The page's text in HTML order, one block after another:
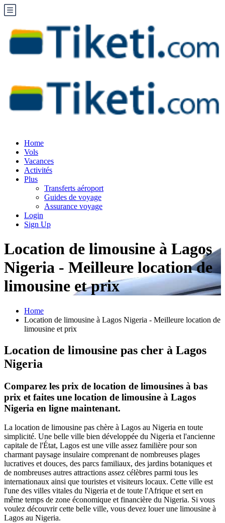
Home
Vols
Vacances
Activités
Plus
Transferts aéroport
Guides de voyage
Assurance voyage
Login
Sign Up
Location de limousine à Lagos
Nigeria - Meilleure location de
limousine et prix
Home
Location de limousine à Lagos Nigeria - Meilleure location de
limousine et prix
Location de limousine pas cher à Lagos
Nigeria
Comparez les prix de location de limousines à bas
prix et faites une location de limousine à Lagos
Nigeria en ligne maintenant.
La location de limousine pas chère à Lagos au Nigeria en toute
simplicité. Une belle ville bien développée du Nigeria et l'ancienne
capitale de l'État, Lagos est une ville assez familière pour son
charmant paysage insulaire comprenant de nombreuses plages
lucratives et douces, des parcs familiaux, des jardins botaniques et
de nombreuses autres attractions assez célèbres parmi tous les
internationaux ainsi que touristes et visiteurs locaux. Cette ville est
l'une des villes vitales du Nigeria et de toute l'Afrique et sert en
même temps de zone économique et financière du Nigeria. Si vous
voulez découvrir cette belle ville, vous devez louer une limousine à
Lagos au Nigeria.